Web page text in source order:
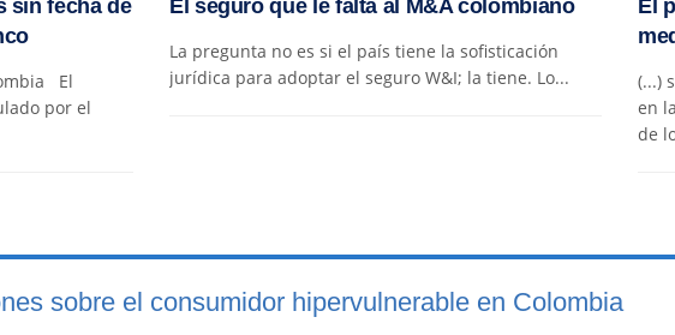
sin fecha de
El
por el
El seguro que le falta al M&A colombiano
La pregunta no es si el país tiene la sofisticación
jurídica para adoptar el seguro W&I; la tiene. Lo...
El
(...)
en
de
sobre el consumidor hipervulnerable en Colombia